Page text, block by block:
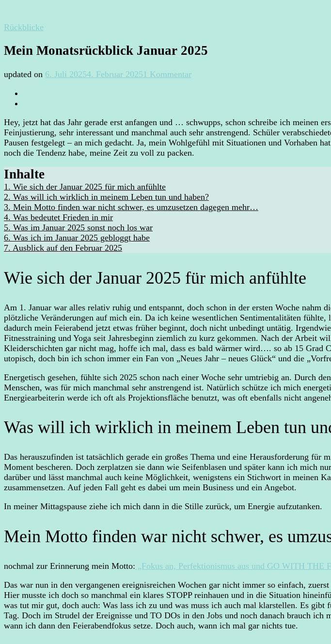
Rückblicke
Mein Monatsrückblick Januar 2025
updated on 6. Juli 20254. Februar 20251 Kommentarzu
Hey, jetzt hat das Jahr gerade erst anfangen und … schwupps, schon schreibe ich meinen
Feinjustierung, sehr interessant und manchmal auch sehr anstrengend. Schüler
Pausen festgelegt – an mich gedacht. Ja, mein Wohlgefühl mit Situationen und Vorhaben
noch die Tendenz habe, meine Zeit zu voll zu packen.
Inhalte
1. Wie sich der Januar 2025 für mich anfühlte
2. Was will ich wirklich in meinem Leben tun und haben?
3. Mein Motto finden war nicht schwer, es umzusetzen dagegen mehr…
4. Was bedeutet Frieden in mir
5. Was im Januar 2025 sonst noch los war
6. Was ich im Januar 2025 gebloggt habe
7. Ausblick auf den Februar 2025
Wie sich der Januar 2025 für mich anfühlte
Am 1. Januar war alles relativ ruhig und entspannt, doch schon in der ersten Woche
plötzliche Veränderungen auf mich ein. Da ich keine wesentlichen Sentimentalitäten
dadurch mein Feierabend jetzt etwas früher beginnt, doch nicht unbedingt untätig.
Fitnesstraining und Yoga seit Jahresbeginn ziemlich zu kurz gekommen. Nach der Arbeit
Kleiderschichten gar nicht mag, hoffe ich mal, dass es bald wärmer wird…. so ab 15 Grad
utopisch, doch bin ich schon immer ein Fan von „Neues Jahr – neues Glück“ und die
Energetisch gesehen, fühlte sich 2025 schon nach einer Woche sehr umtriebig an. Durch
Menschen, was für mich manchmal sehr anstrengend ist. Natürlich schütze ich mich
Energiearbeiterin werde ich oft als Projektionsfläche benutzt, was oft ebenfalls nicht
Was will ich wirklich in meinem Leben tun
Das herauszufinden ist tatsächlich gerade ein großes Thema und eine Herausforderung
Moment bescheren. Doch zerplatzen sie dann wie Seifenblasen und später kann ich mich
darüber und lässt manchmal auch keine Möglichkeit, wenigstens ein Stichwort in meinen
zusammensetzen. Auf jeden Fall geht es dabei um mein Business und ein Angebot.
In meiner Mittagspause ziehe ich mich dann in die Stille zurück, um Energie aufzutanken.
Mein Motto finden war nicht schwer, es
nochmal zur Erinnerung mein Motto: „Fokus an, Perfektionismus aus und GO WITH THE
Das war nun in den vergangenen ereignisreichen Wochen gar nicht immer so einfach,
Hier musste ich doch so manchmal ein klares STOPP reinhauen und in die Situation
was tut mir gut, doch auch: Was lass ich zu und was muss ich auch mal klarstellen. Es
Tag. Doch im Strudel der Ereignisse und TO DOs in den Jobs und noch danach brauch
wann ich dann den Feierabendfokus setze. Doch auch, wann ich mal gar nichts tue.